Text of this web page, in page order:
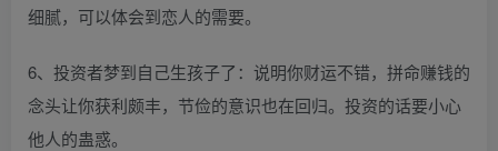
细腻，可以体会到恋人的需要。
6、投资者梦到自己生孩子了：说明你财运不错，拼命赚钱的
念头让你获利颇丰，节俭的意识也在回归。投资的话要小心
他人的蛊惑。